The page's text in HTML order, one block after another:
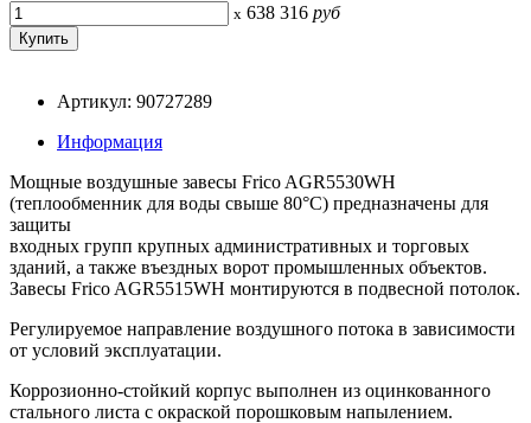
x 638 316 руб
Артикул: 90727289
Информация
Мощные воздушные завесы Frico AGR5530WH
(теплообменник для воды свыше 80°C) предназначены для
защиты
входных групп крупных административных и торговых
зданий, а также въездных ворот промышленных объектов.
Завесы Frico AGR5515WH монтируются в подвесной потолoк.
Регулируемое направление воздушного потока в зависимости
от условий эксплуатации.
Коррозионно-стойкий корпус выполнен из оцинкованного
стального листа с окраской порошковым напылением.